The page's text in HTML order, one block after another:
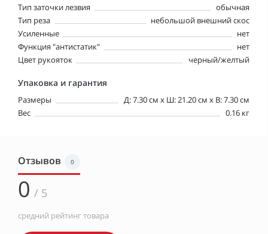
Тип заточки лезвия
обычная
Тип реза
небольшой внешний скос
Усиленные
нет
Функция "антистатик"
нет
Цвет рукояток
черный/желтый
Упаковка и гарантия
Размеры
Д: 7.30 см х Ш: 21.20 см x В: 7.30 см
Вес
0.16 кг
Отзывов 0
0 / 5
средний рейтинг товара